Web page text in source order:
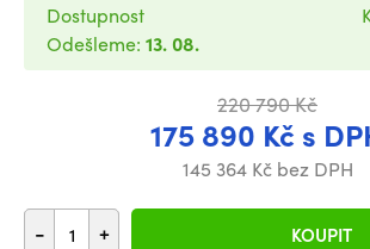
220 790 Kč
175 890 Kč s
145 364 Kč bez DPH
- + KOUPIT
Dostupnost
Odešleme: 13. 08.